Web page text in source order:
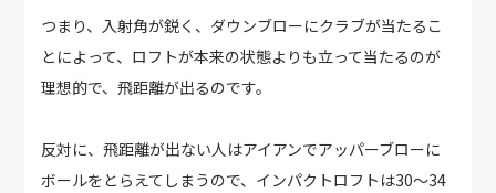
つまり、入射角が鋭く、ダウンブローにクラブが当たるこ
とによって、ロフトが本来の状態よりも立って当たるのが
理想的で、飛距離が出るのです。
反対に、飛距離が出ない人はアイアンでアッパーブローに
ボールをとらえてしまうので、インパクトロフトは30〜34